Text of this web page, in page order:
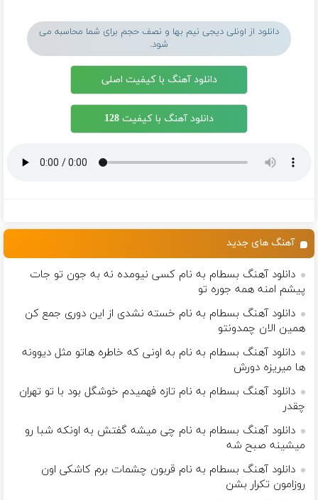
دانلود از اونلی دیجی نیم بها و نصف حجم برای شما محاسبه می
شود.
دانلود آهنگ با کیفیت اصلی
دانلود آهنگ با کیفیت 128
آهنگ های جدید
دانلود آهنگ بسطام به نام کسی نیومده نه به جون تو جات
پیشم امنه همه جوره تو
دانلود آهنگ بسطام به نام خسته نشدی از این دوری جمع کن
همین الان چمدونتو
دانلود آهنگ بسطام به نام به اونی که خاطره هاتو مثل دیوونه
ها میریزه دورش
دانلود آهنگ بسطام به نام تازه فهمیدم خوشگل بود با تو تهران
چقدر
دانلود آهنگ بسطام به نام چی میشه گفتش به اونکه شبا رو
میشینه صبح شه
دانلود آهنگ بسطام به نام قربون چشمات برم کاشکی اون
روزامون تکرار بشن